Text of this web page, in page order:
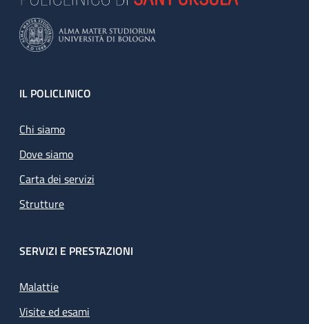
Footer
IL POLICLINICO
Chi siamo
Dove siamo
Carta dei servizi
Strutture
SERVIZI E PRESTAZIONI
Malattie
Visite ed esami